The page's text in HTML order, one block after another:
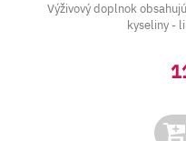
Výživový doplnok
kyseliny -